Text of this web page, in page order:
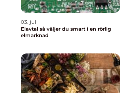
03. jul
Elavtal så väljer du smart i en rörlig
elmarknad